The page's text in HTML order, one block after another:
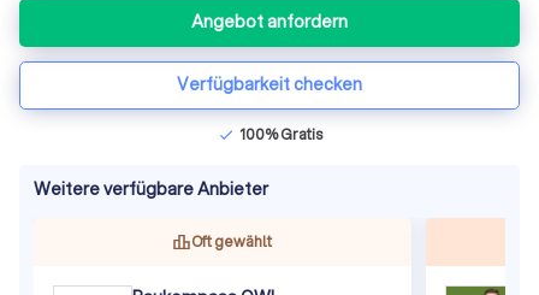
Angebot anfordern
Verfügbarkeit checken
check 100% Gratis
Weitere verfügbare Anbieter
Oft gewählt